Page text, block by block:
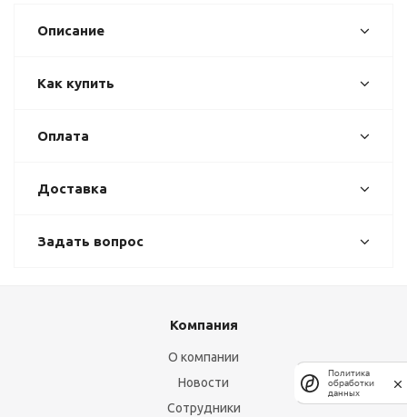
Описание
Как купить
Оплата
Доставка
Задать вопрос
Компания
О компании
Новости
Сотрудники
Политика
обработки
данных